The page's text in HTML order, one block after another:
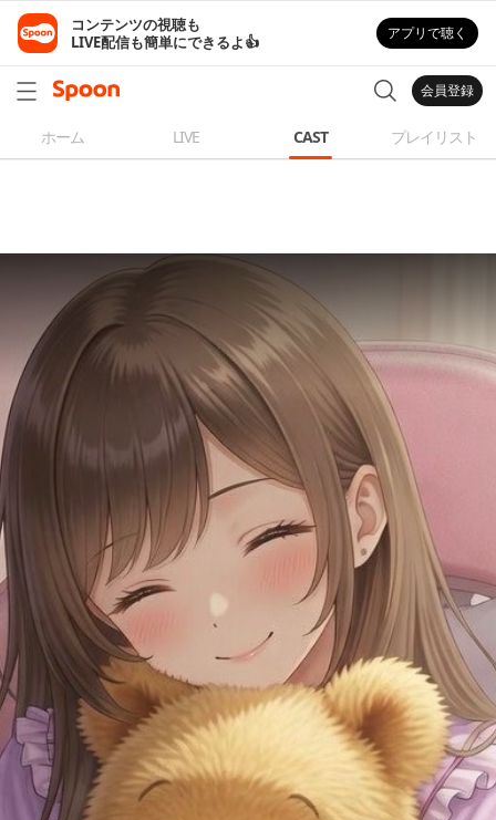
コンテンツの視聴も
LIVE配信も簡単にできるよ👍
アプリで聴く
会員登録
ホーム LIVE CAST プレイリスト